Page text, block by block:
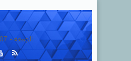
الجمعة - 07 أغسطس 2026